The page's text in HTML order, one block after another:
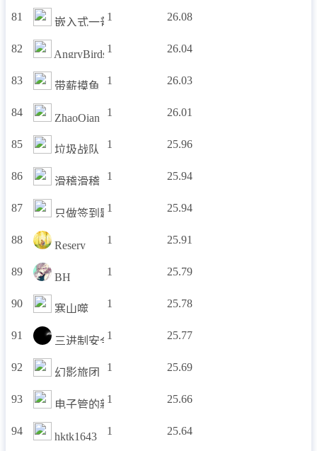
81 嵌入式一普度
1 26.08
82 AngryBirds 1 26.04
83 带薪摸鱼 1 26.03
84 ZhaoQian 1 26.01
85 垃圾战队 1 25.96
86 滑稽滑稽 1 25.94
87 只做签到题
1 25.94
88 Resery 1 25.91
89 BH 1 25.79
90 寒山噬 1 25.78
91 三进制安全小组
1 25.77
92 幻影旅团 1 25.69
93 电子管的新战队
1 25.66
94 hktk1643 1 25.64